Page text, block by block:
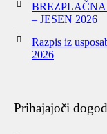
BREZPLAČNA
– JESEN 2026
Razpis iz
2026
Prihajajoči